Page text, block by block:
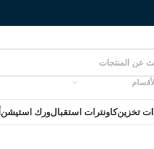
تخزينكاونترات استقبالورك استيشن